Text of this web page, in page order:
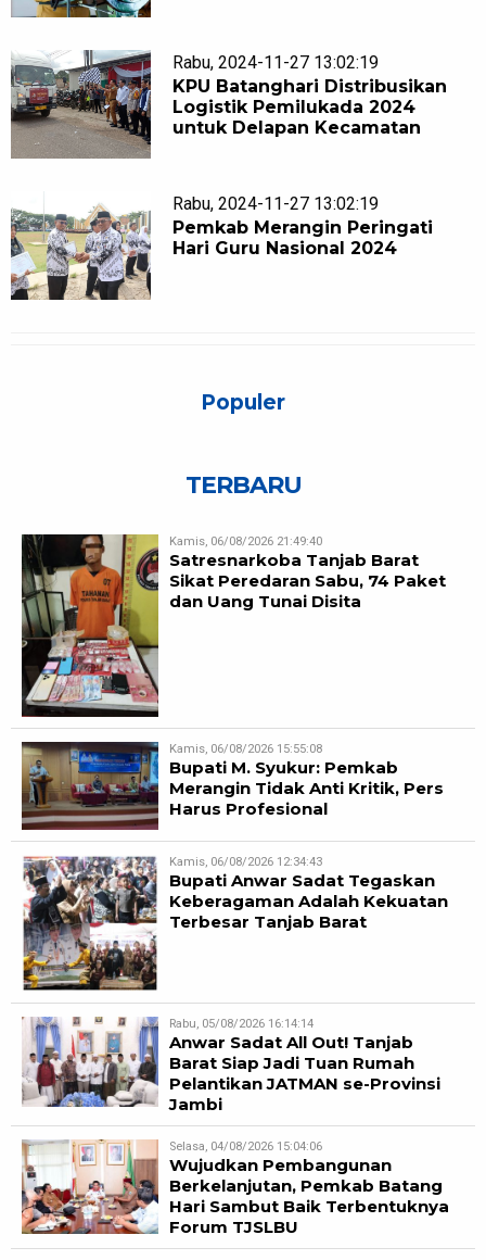
Rabu, 2024-11-27 13:02:19
KPU Batanghari Distribusikan
Logistik Pemilukada 2024
untuk Delapan Kecamatan
Rabu, 2024-11-27 13:02:19
Pemkab Merangin Peringati
Hari Guru Nasional 2024
Populer
TERBARU
Kamis, 06/08/2026 21:49:40
Satresnarkoba Tanjab Barat
Sikat Peredaran Sabu, 74 Paket
dan Uang Tunai Disita
Kamis, 06/08/2026 15:55:08
Bupati M. Syukur: Pemkab
Merangin Tidak Anti Kritik, Pers
Harus Profesional
Kamis, 06/08/2026 12:34:43
Bupati Anwar Sadat Tegaskan
Keberagaman Adalah Kekuatan
Terbesar Tanjab Barat
Rabu, 05/08/2026 16:14:14
Anwar Sadat All Out! Tanjab
Barat Siap Jadi Tuan Rumah
Pelantikan JATMAN se-Provinsi
Jambi
Selasa, 04/08/2026 15:04:06
Wujudkan Pembangunan
Berkelanjutan, Pemkab Batang
Hari Sambut Baik Terbentuknya
Forum TJSLBU